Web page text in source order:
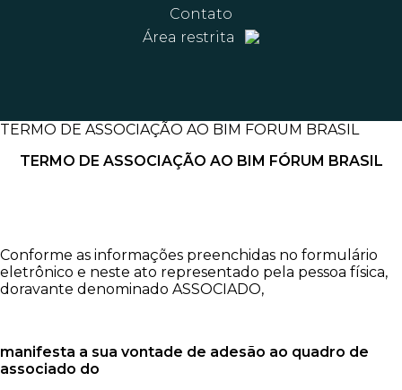
Contato
Área restrita
TERMO DE ASSOCIAÇÃO AO BIM FORUM BRASIL
TERMO DE ASSOCIAÇÃO AO BIM FÓRUM BRASIL
Conforme as informações preenchidas no formulário
eletrônico e neste ato representado pela pessoa física,
doravante denominado ASSOCIADO,
manifesta a sua vontade de adesão ao quadro de
associado do